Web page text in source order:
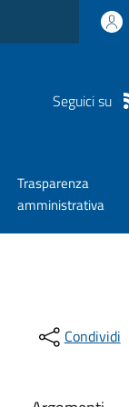
Seguici su
Trasparenza
amministrativa
Condividi